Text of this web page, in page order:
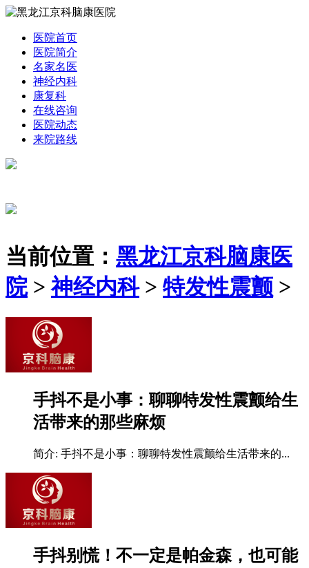
医院首页
医院简介
名家名医
神经内科
康复科
在线咨询
医院动态
来院路线
当前位置： 黑龙江京科脑康医
院>神经内科> 特发性震颤 >
手抖不是小事：聊聊特发性震颤给生
活带来的那些麻烦
简介: 手抖不是小事：聊聊特发性震颤给生活带来的...
手抖别慌！不一定是帕金森，也可能